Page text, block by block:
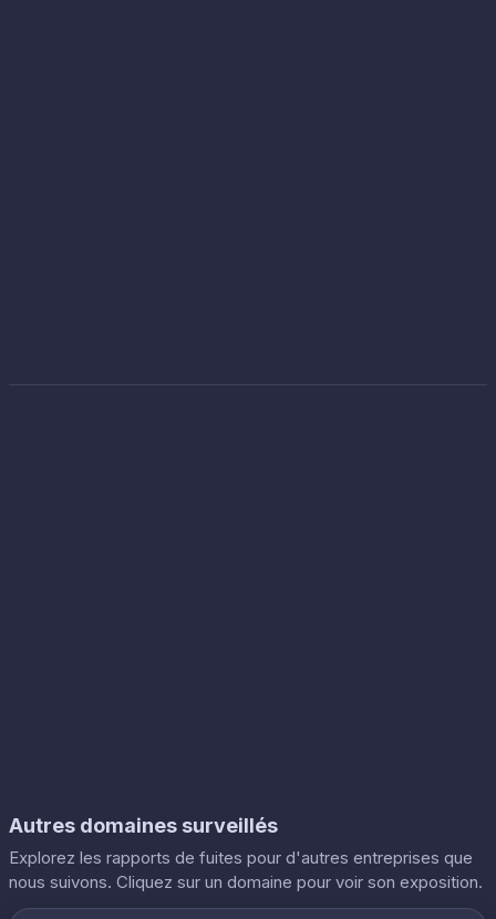
Autres domaines surveillés
Explorez les rapports de fuites pour d'autres entreprises que
nous suivons. Cliquez sur un domaine pour voir son exposition.